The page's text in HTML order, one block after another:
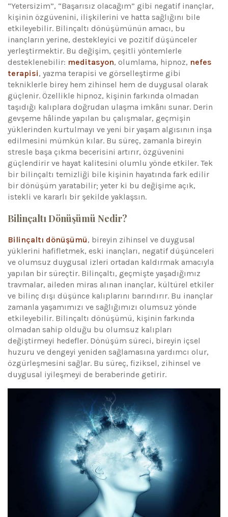
“Yetersizim”, “Başarısız olacağım” gibi negatif inançlar,
kişinin özgüvenini, ilişkilerini ve hatta sağlığını bile
etkileyebilir. Bilinçaltı dönüşümünün amacı, bu
inançların yerine, destekleyici ve pozitif düşünceler
yerleştirmektir. Bu değişim, çeşitli yöntemlerle
desteklenebilir: meditasyon, olumlama, hipnoz, nefes
terapisi, yazma terapisi ve görselleştirme gibi
tekniklerle birey hem zihinsel hem de duygusal olarak
güçlenir. Özellikle hipnoz, kişinin farkında olmadan
taşıdığı kalıplara doğrudan ulaşma imkânı sunar. Derin
gevşeme hâlinde yapılan bu çalışmalar, geçmişin
yüklerinden kurtulmayı ve yeni bir yaşam algısının inşa
edilmesini mümkün kılar. Bu süreç, zamanla bireyin
stresle başa çıkma becerisini artırır, özgüvenini
güçlendirir ve hayat kalitesini olumlu yönde etkiler. Tek
bir bilinçaltı temizliği bile kişinin hayatında fark edilir
bir dönüşüm yaratabilir; yeter ki bu değişime açık,
istekli ve kararlı bir şekilde yaklaşsın.
Bilinçaltı Dönüşümü Nedir?
Bilinçaltı dönüşümü, bireyin zihinsel ve duygusal
yüklerini hafifletmek, eski inançları, negatif düşünceleri
ve olumsuz duygusal izleri ortadan kaldırmak amacıyla
yapılan bir süreçtir. Bilinçaltı, geçmişte yaşadığımız
travmalar, aileden miras alınan inançlar, kültürel etkiler
ve bilinç dışı düşünce kalıplarını barındırır. Bu inançlar
zamanla yaşamımızı ve sağlığımızı olumsuz yönde
etkileyebilir. Bilinçaltı dönüşümü, kişinin farkında
olmadan sahip olduğu bu olumsuz kalıpları
değiştirmeyi hedefler. Dönüşüm süreci, bireyin içsel
huzuru ve dengeyi yeniden sağlamasına yardımcı olur,
özgürleşmesini sağlar. Bu süreç, fiziksel, zihinsel ve
duygusal iyileşmeyi de beraberinde getirir.